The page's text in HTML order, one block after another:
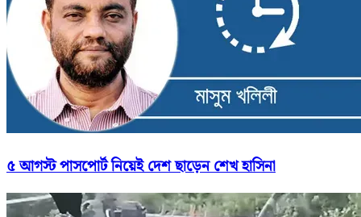
৫ আগস্ট পাসপোর্ট নিয়েই দেশ ছাড়েন শেখ হাসিনা